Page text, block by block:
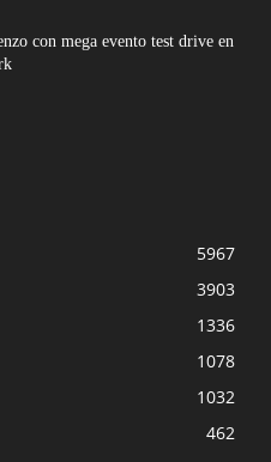
con mega evento test drive en
5967
3903
1336
1078
1032
462